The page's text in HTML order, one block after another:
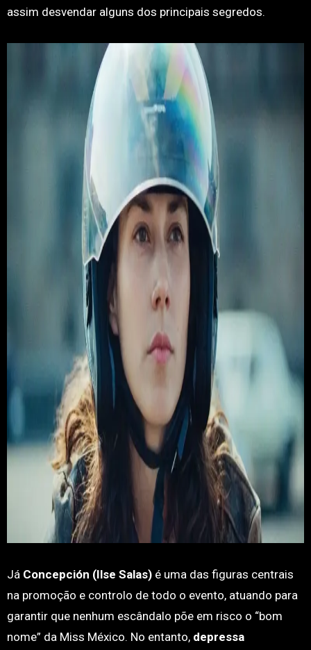
assim desvendar alguns dos principais segredos.
JáConcepción (Ilse Salas)é uma das figuras centrais
na promoção e controlo de todo o evento, atuando para
garantir que nenhum escândalo põe em risco o “bom
nome” da Miss México. No entanto, depressa